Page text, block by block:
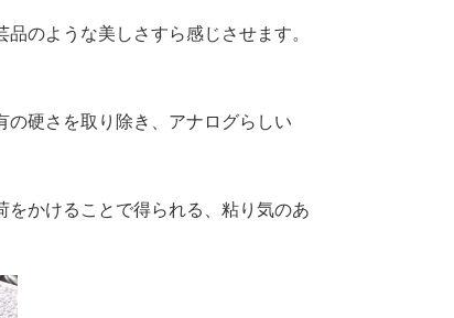
のような美しさすら感じさせます。
硬さを取り除き、アナログらしい
かけることで得られる、粘り気のあ